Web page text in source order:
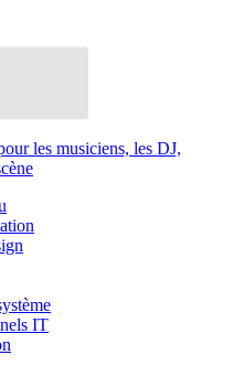
les musiciens, les DJ,
IT